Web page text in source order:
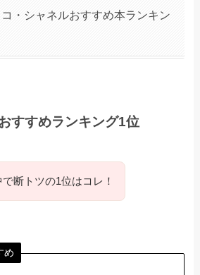
コ・シャネルおすすめ本ランキン
すすめランキング1位
断トツの1位はコレ！
め